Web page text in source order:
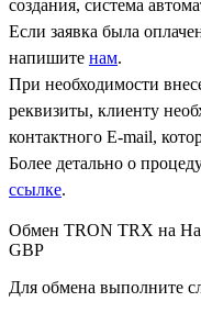
создания, система
Если заявка была
напишите нам.
При необходимости
реквизиты, клиенту
контактного Е-mail,
Более детально о
ссылке.
Обмен TRON TRX на
GBP
Для обмена выполните